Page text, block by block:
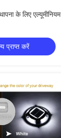
के लिए एल्यूमीनियम
प्राप्त करें